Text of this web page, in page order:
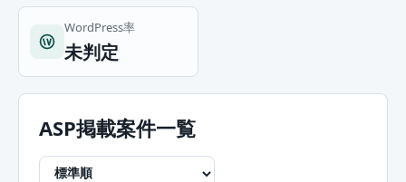
WordPress率
未判定
ASP掲載案件一覧